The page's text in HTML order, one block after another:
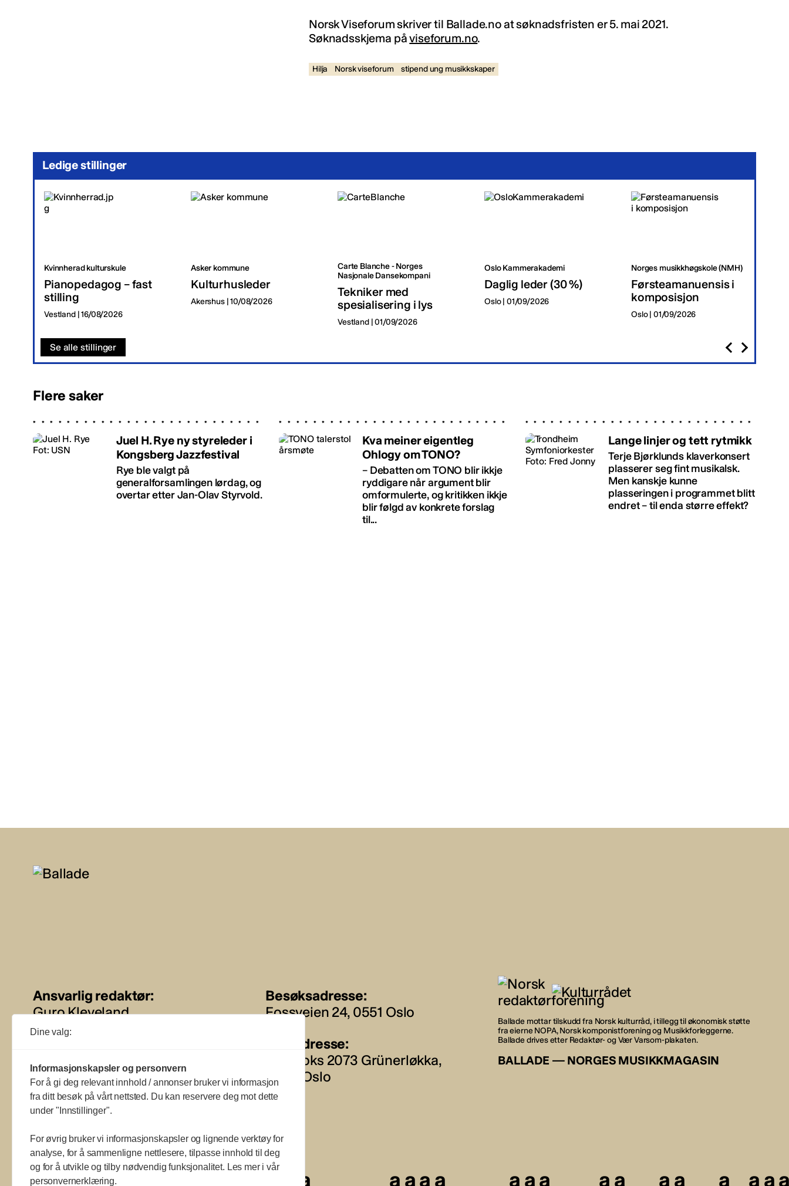
Norsk Viseforum skriver til Ballade.no at søknadsfristen er 5. mai 2021.
Søknadsskjema påviseforum.no.
Hilja Norsk viseforum stipend ung musikkskaper
Ledige stillinger
Kvinnherad kulturskule
Pianopedagog – fast
stilling
Vestland | 16/08/2026
Asker kommune
Kulturhusleder
Akershus | 10/08/2026
Carte Blanche - Norges
Nasjonale Dansekompani
Tekniker med
spesialisering i lys
Vestland | 01/09/2026
Oslo Kammerakademi
Daglig leder (30 %)
Oslo | 01/09/2026
Norges musikkhøgskole (NMH)
Førsteamanuensis i
komposisjon
Oslo | 01/09/2026
Se alle stillinger
Flere saker
Juel H. Rye ny styreleder i
Kongsberg Jazzfestival
Rye ble valgt på
generalforsamlingen lørdag, og
overtar etter Jan-Olav Styrvold.
Kva meiner eigentleg
Ohlogy om TONO?
– Debatten om TONO blir ikkje
ryddigare når argument blir
omformulerte, og kritikken ikkje
blir følgd av konkrete forslag
til...
Lange linjer og tett rytmikk
Terje Bjørklunds klaverkonsert
plasserer seg fint musikalsk.
Men kanskje kunne
plasseringen i programmet blitt
endret – til enda større effekt?
Ansvarlig redaktør:
Guro Kleveland
Sture Bjørseth
Besøksadresse:
Fossveien 24, 0551 Oslo
Postadresse:
Postboks 2073 Grünerløkka,
0505 Oslo
Ballade mottar tilskudd fra Norsk kulturråd, i tillegg til økonomisk støtte
fra eierne NOPA, Norsk komponistforening og Musikkforleggerne.
Ballade drives etter Redaktør- og Vær Varsom-plakaten.
BALLADE — NORGES MUSIKKMAGASIN
aa a a a a
Dine valg:
Informasjonskapsler og personvern
For å gi deg relevant innhold / annonser bruker vi informasjon
fra ditt besøk på vårt nettsted. Du kan reservere deg mot dette
under "Innstillinger".
For øvrig bruker vi informasjonskapsler og lignende verktøy for
analyse, for å sammenligne nettlesere, tilpasse innhold til deg
og for å utvikle og tilby nødvendig funksjonalitet. Les mer i vår
personvernerklæring.